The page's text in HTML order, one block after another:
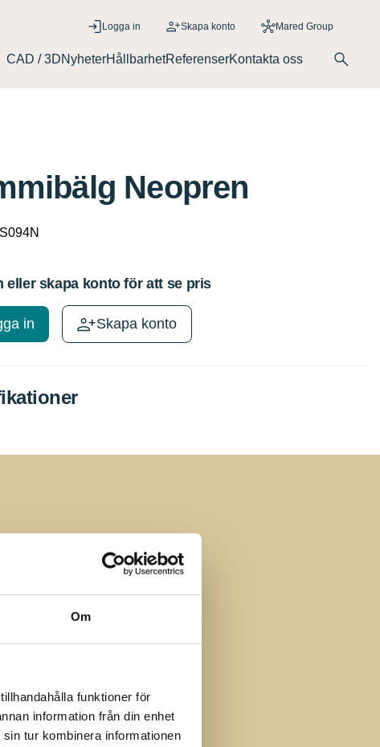
Om
funktioner för
information från din enhet
tur kombinera informationen
Logga in Skapa konto Mared Group
CAD / 3DNyheterHållbarhetReferenserKontakta oss
eller skapa konto för att se pris
in Skapa konto
Neopren
S094N